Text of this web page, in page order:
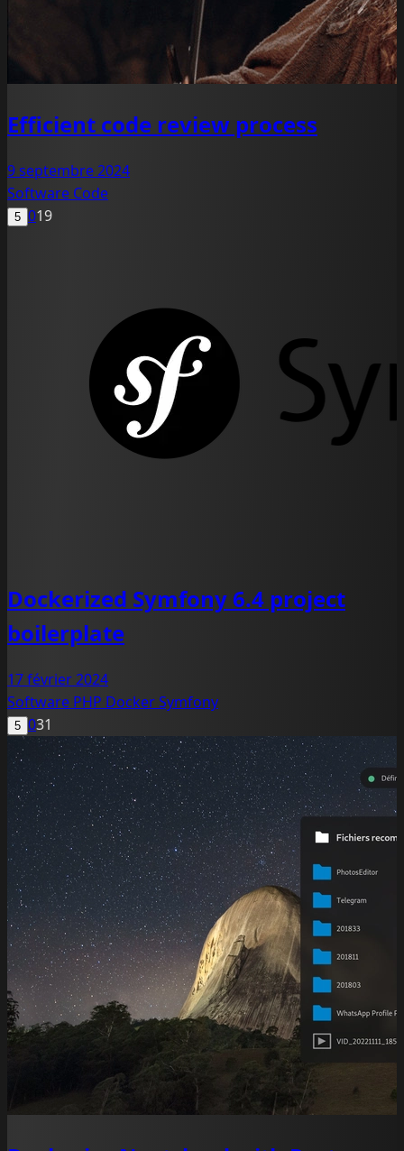
Efficient code review process
9 septembre 2024
Software Code
5 019
Dockerized Symfony 6.4 project
boilerplate
17 février 2024
Software PHP DockerSymfony
5 031